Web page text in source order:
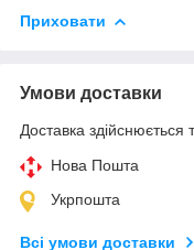
Приховати
Умови доставки
Доставка здійснюється
Нова Пошта
Укрпошта
Всі умови доставки